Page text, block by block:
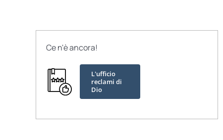
Ce n'è ancora!
L'ufficio
reclami di
Dio